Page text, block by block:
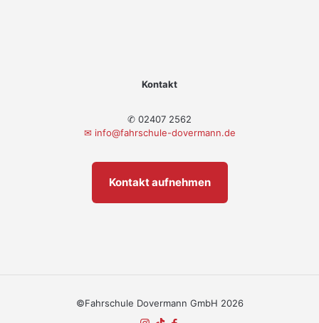
Kontakt
✆ 02407 2562
✉ info@fahrschule-dovermann.de
Kontakt aufnehmen
©Fahrschule Dovermann GmbH 2026